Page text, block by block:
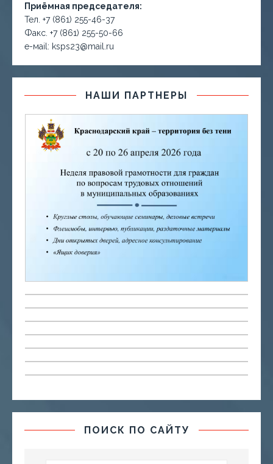
Приёмная председателя:
Тел. +7 (861) 255-46-37
Факс. +7 (861) 255-50-66
е-маil: ksps23@mail.ru
НАШИ ПАРТНЕРЫ
ПОИСК ПО САЙТУ